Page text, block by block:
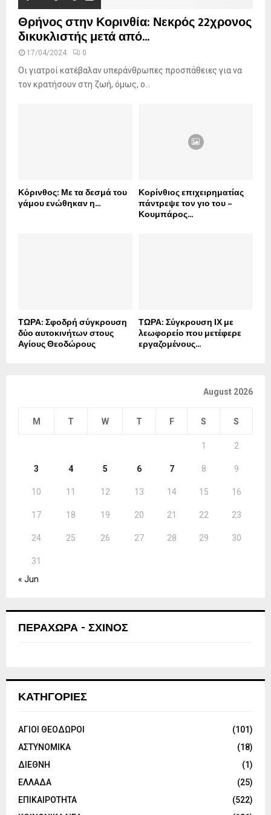
Θρήνος στην Κορινθία: Νεκρός 22χρονος
δικυκλιστής μετά από...
17/04/2024 0
Οι γιατροί κατέβαλαν υπεράνθρωπες προσπάθειες για να
τον κρατήσουν στη ζωή, όμως, ο...
Κόρινθος: Με τα δεσμά του
γάμου ενώθηκαν η...
Κορίνθιος επιχειρηματίας
πάντρεψε τον γιο του –
Κουμπάρος...
ΤΩΡΑ: Σφοδρή σύγκρουση
δύο αυτοκινήτων στους
Αγίους Θεοδώρους
ΤΩΡΑ: Σύγκρουση ΙΧ με
λεωφορείο που μετέφερε
εργαζομένους...
August 2026
M T W T F S S
1 2
3 4 5 6 7 8 9
10 11 12 13 14 15 16
17 18 19 20 21 22 23
24 25 26 27 28 29 30
31
« Jun
ΠΕΡΑΧΩΡΑ - ΣΧΙΝΟΣ
ΚΑΤΗΓΟΡΙΕΣ
ΑΓΙΟΙ ΘΕΟΔΩΡΟΙ
(101)
ΑΣΤΥΝΟΜΙΚΑ
(18)
ΔΙΕΘΝΗ
(1)
ΕΛΛΑΔΑ
(25)
ΕΠΙΚΑΙΡΟΤΗΤΑ
(522)